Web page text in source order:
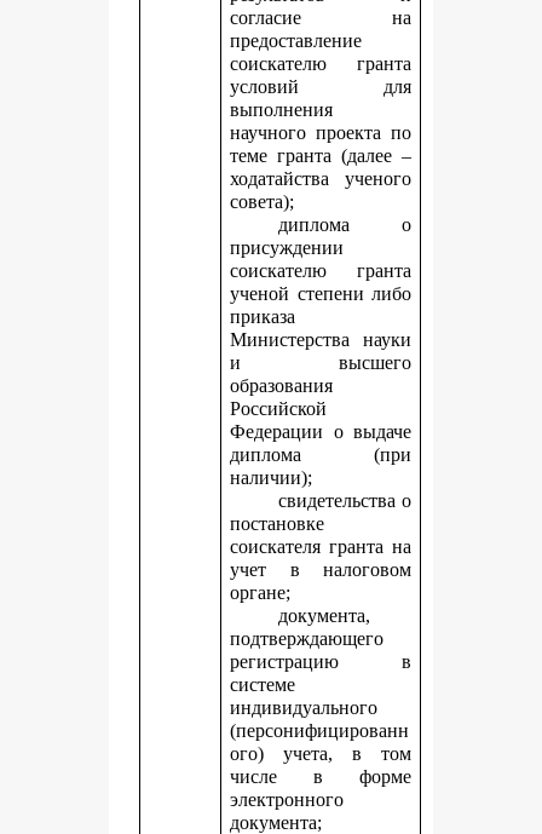
согласие на
предоставление
соискателю гранта
условий для
выполнения
научного проекта по
теме гранта (далее –
ходатайства ученого
совета);
диплома о
присуждении
соискателю гранта
ученой степени либо
приказа
Министерства науки
и высшего
образования
Российской
Федерации о выдаче
диплома (при
наличии);
свидетельства о
постановке
соискателя гранта на
учет в налоговом
органе;
документа,
подтверждающего
регистрацию в
системе
индивидуального
(персонифицированн
ого) учета, в том
числе в форме
электронного
документа;